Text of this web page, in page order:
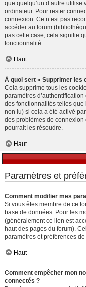
que quelqu’un d’autre
ordinateur. Pour rester
connexion. Ce n’est pas
accéder au forum
pas cette case, cela signifie
fonctionnalité.
Haut
À quoi sert « Supprimer les
Cela supprime tous les
paramètres
des fonctionnalités telles
non lu) si cela a été activé
des problèmes de
pourrait les résoudre.
Haut
Paramètres et
Comment modifier mes
Si vous êtes membre de ce
base de données. Pour les
(généralement ce lien est
haut des pages du forum).
paramètres et préférences de
Haut
Comment empêcher mon
connectés ?